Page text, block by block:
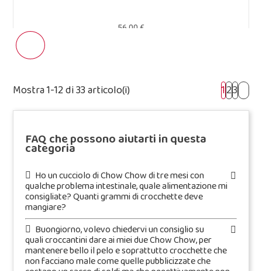
56,00 €
Mostra 1-12 di 33 articolo(i) 123
FAQ che possono aiutarti in questa
categoria
Ho un cucciolo di Chow Chow di tre mesi con
qualche problema intestinale, quale alimentazione mi
consigliate? Quanti grammi di crocchette deve
mangiare?
Buongiorno, volevo chiedervi un consiglio su
quali croccantini dare ai miei due Chow Chow, per
mantenere bello il pelo e soprattutto crocchette che
non facciano male come quelle pubblicizzate che